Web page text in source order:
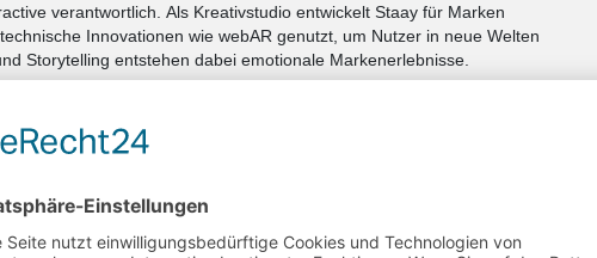
verantwortlich. Als Kreativstudio entwickelt Staay für Marken
Innovationen wie webAR genutzt, um Nutzer in neue Welten
Storytelling entstehen dabei emotionale Markenerlebnisse.